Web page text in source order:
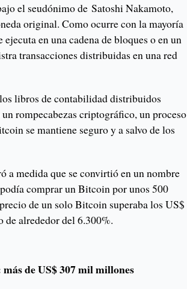
el seudónimo de Satoshi Nakamoto,
original. Como ocurre con la mayoría
en una cadena de bloques o en un
transacciones distribuidas en una red
libros de contabilidad distribuidos
rompecabezas criptográfico, un proceso
se mantiene seguro y a salvo de los
a medida que se convirtió en un nombre
comprar un Bitcoin por unos 500
de un solo Bitcoin superaba los US$
de alrededor del 6.300%.
de US$ 307 mil millones